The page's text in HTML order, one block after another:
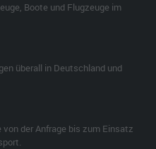
Boote und Flugzeuge im
überall in Deutschland und
der Anfrage bis zum Einsatz